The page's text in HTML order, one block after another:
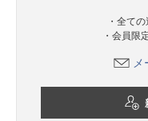
・全て
・会員限